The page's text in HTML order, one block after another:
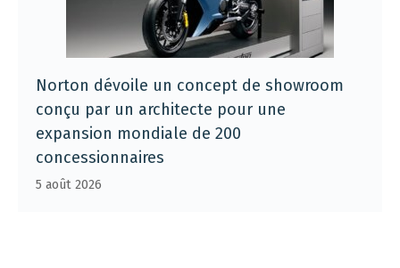
Norton dévoile un concept de showroom
conçu par un architecte pour une
expansion mondiale de 200
concessionnaires
5 août 2026